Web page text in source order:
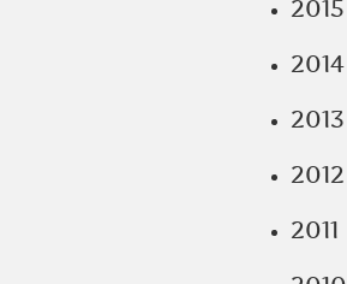
2015
2014
2013
2012
2011